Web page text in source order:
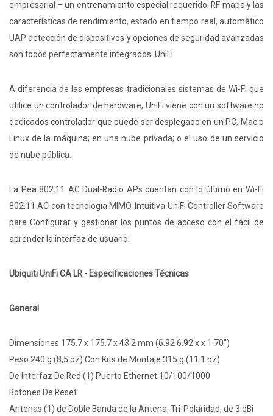
empresarial – un entrenamiento especial requerido. RF mapa y las
características de rendimiento, estado en tiempo real, automático
UAP detección de dispositivos y opciones de seguridad avanzadas
son todos perfectamente integrados. UniFi
A diferencia de las empresas tradicionales sistemas de Wi-Fi que
utilice un controlador de hardware, UniFi viene con un software no
dedicados controlador que puede ser desplegado en un PC, Mac o
Linux de la máquina; en una nube privada; o el uso de un servicio
de nube pública.
La Pea 802.11 AC Dual-Radio APs cuentan con lo último en Wi-Fi
802.11 AC con tecnología MIMO. Intuitiva UniFi Controller Software
para Configurar y gestionar los puntos de acceso con el fácil de
aprender la interfaz de usuario.
Ubiquiti UniFi CA LR - Especificaciones Técnicas
General
Dimensiones 175.7 x 175.7 x 43.2 mm (6.92 6.92 x x 1.70")
Peso 240 g (8,5 oz) Con Kits de Montaje 315 g (11.1 oz)
De Interfaz De Red (1) Puerto Ethernet 10/100/1000
Botones De Reset
Antenas (1) de Doble Banda de la Antena, Tri-Polaridad, de 3 dBi